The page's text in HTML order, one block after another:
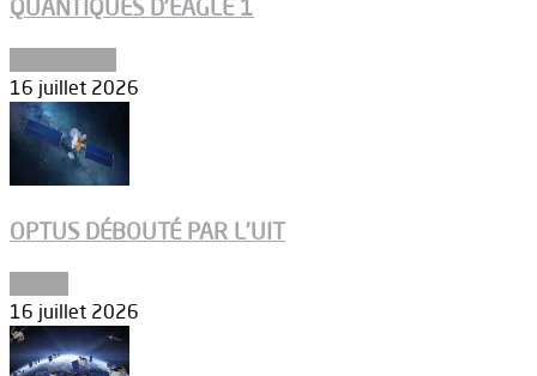
QUANTIQUES D’EAGLE 1
16 juillet 2026
OPTUS DÉBOUTÉ PAR L’UIT
16 juillet 2026